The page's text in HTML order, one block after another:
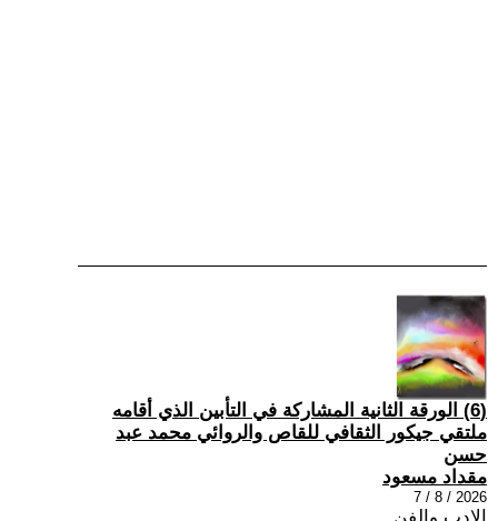
(6) الورقة الثانية المشاركة في التأبين الذي أقامه
ملتقي جيكور الثقافي للقاص والروائي محمد عبد
حسن
مقداد مسعود
2026 / 8 / 7